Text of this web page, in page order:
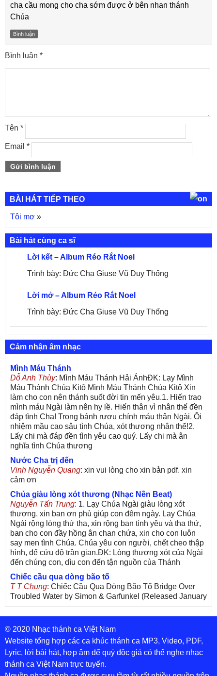
cha cầu mong cho cha sớm được ở bên nhan thánh
Chúa
Bình luận
Bình luận *
Tên *
Email *
BÀI HÁT TIẾP THEO
Tôi mơ »
Bài hát cùng ca sĩ
Lời kết – Album Réo Rắt Noel
Trình bày: Đức Cha Giuse Vũ Duy Thống
Lời mở – Album Réo Rắt Noel
Trình bày: Đức Cha Giuse Vũ Duy Thống
Cảm nhận âm nhạc
Mình Máu Thánh
Dỗ Anh Thùy: Mình Máu Thánh Hải ÁnhĐK: Lạy Mình
Máu Thánh Chúa Kitô Mình Máu Thánh Chúa Kitô Xin
làm cho con nên thánh suốt đời tin mến yêu.1. Hiến trao
mình máu Ngài làm nên hy lề. Hiến thân vì nhân thế đền
đáp tình Cha! Trong bánh rượu chính máu thân Ngài. Ôi
nhiệm mầu cao sâu tình Chúa, xót thương nhân thế!2.
Lấy chi mà đáp đền tình yêu cao quý. Lấy chi mà ân
nghĩa tình Chúa thương
Nước Cha trị đến
Vinh Nguyễn Quang: xin vui lòng cho xin bản pdf. xin
cảm ơn
Chúa giàu lòng xót thương (Nhạc Nền Beat)
Nguyễn Tấn Trung: 1. Lạy Chúa Ngài giàu lòng xót
thương, xin ban ơn phù giúp con đêm ngày. Lạy Chúa
Ngài rộng lòng thứ tha, xin rộng ban tình yêu và tha thứ,
ban cho con đầy hồng ân chan chứa, xin cho con luôn
say men tình Chúa. Chúa yêu con người, chết cheo thập
hình, để cứu độ trần gian.ĐK: Lòng thương xót của Ngài
đến chúng con, dìu con đến tận nguồn của Thánh
Chiếc cầu qua dòng bão tố
T T Chung: Chiếc Cầu Qua Dòng Bão Tố Bridge Over
Troubled Water by Simon & Garfunkel (Released January
26, 1970) Lời Việt: Nhạc Sĩ Vũ Đức Nghiêm Trình Bày:
Chung Tử Lưu
De Colores! (Lời Việt)
Son Vu: Bài hát có lời chưa.Cám ơn
Bài ca dâng Mẹ
thuc : xin lòi bài hat ,bai ca dang me.gia ân
© 2020 Nhạc thánh ca Việt Nam
Website tổng hợp các ca khúc thánh ca MP3, Video, PDF,
Lyric, lời bài hát, hợp âm để quý độc giả có thể nghe nhạc
thánh ca Việt Nam trực tuyến.